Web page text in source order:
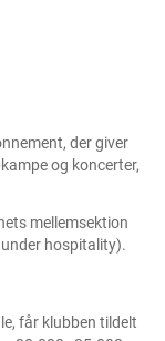
der giver
og koncerter,
mellemsektion
hospitality).
får klubben tildelt